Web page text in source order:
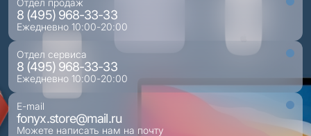
Отдел продаж
8 (495) 968-33-33
Ежедневно 10:00-20:00
Отдел сервиса
8 (495) 968-33-33
Ежедневно 10:00-20:00
E-mail
fonyx.store@mail.ru
Можете написать нам на почту